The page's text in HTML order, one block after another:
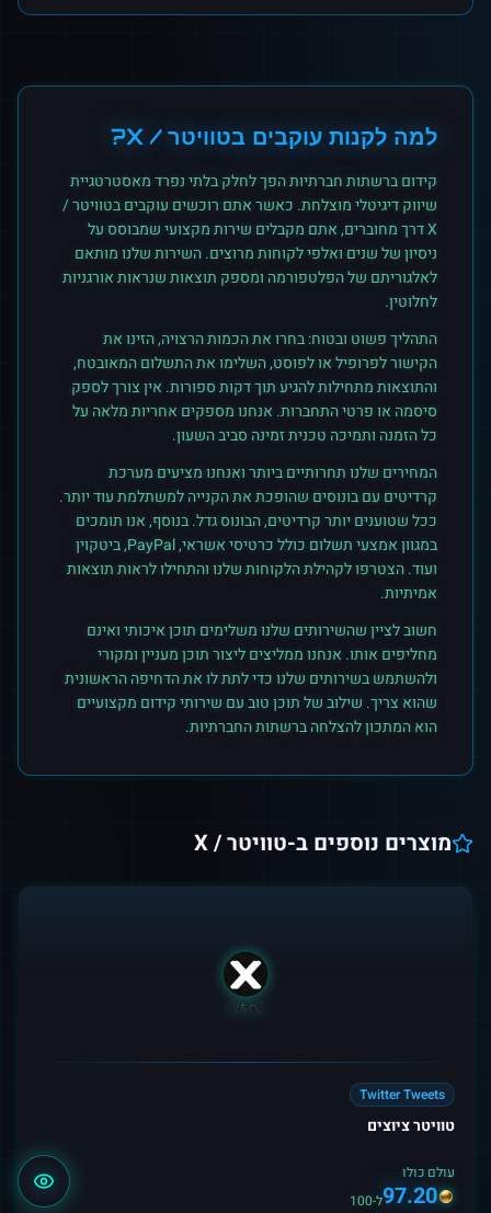
למה לקנות עוקבים בטוויטר / X ?
קידום ברשתות חברתיות הפך לחלק בלתי נפרד מאסטרטגיית
שיווק דיגיטלי מוצלחת. כאשר אתם רוכשים עוקביםבטוויטר /
Xדרך מחוברים, אתם מקבלים שירות מקצועי שמבוסס על
ניסיון של שנים ואלפי לקוחות מרוצים. השירות שלנו מותאם
לאלגוריתם של הפלטפורמה ומספק תוצאות שנראות אורגניות
לחלוטין.
התהליך פשוט ובטוח: בחרו את הכמות הרצויה, הזינו את
הקישור לפרופיל או לפוסט, השלימו את התשלום המאובטח,
והתוצאות מתחילות להגיע תוך דקות ספורות. אין צורך לספק
סיסמה או פרטי התחברות. אנחנו מספקים אחריות מלאה על
כל הזמנה ותמיכה טכנית זמינה סביב השעון.
המחירים שלנו תחרותיים ביותר ואנחנו מציעים מערכת
קרדיטים עם בונוסים שהופכת את הקנייה למשתלמת עוד יותר.
ככל שטוענים יותר קרדיטים, הבונוס גדל. בנוסף, אנו תומכים
במגוון אמצעי תשלום כולל כרטיסי אשראי, PayPal, ביטקוין
ועוד. הצטרפו לקהילת הלקוחות שלנו והתחילו לראות תוצאות
אמיתיות.
חשוב לציין שהשירותים שלנו משלימים תוכן איכותי ואינם
מחליפים אותו. אנחנו ממליצים ליצור תוכן מעניין ומקורי
ולהשתמש בשירותים שלנו כדי לתת לו את הדחיפה הראשונית
שהוא צריך. שילוב של תוכן טוב עם שירותי קידום מקצועיים
הוא המתכון להצלחה ברשתות החברתיות.
מוצרים נוספים ב-טוויטר / X
Twitter Tweets
טוויטר ציוצים
עולם כולו
97.20ל-100